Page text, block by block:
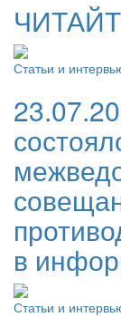
Статьи и
в
Статьи и